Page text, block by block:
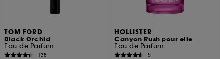
TOM FORD
Black Orchid
Eau de Parfum
138
HOLLISTER
Canyon Rush pour elle
Eau de Parfum
5